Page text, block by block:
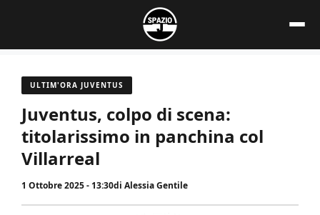
contenuto
ULTIM'ORA JUVENTUS
Juventus, colpo di scena:
titolarissimo in panchina col
Villarreal
1 Ottobre 2025 - 13:30di Alessia Gentile